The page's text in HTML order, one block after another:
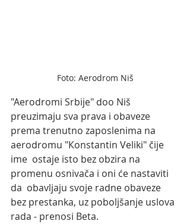
Foto: Aerodrom Niš
"Aerodromi Srbije" doo Niš
preuzimaju sva prava i obaveze
prema trenutno zaposlenima na
aerodromu "Кonstantin Veliki" čije
ime  ostaje isto bez obzira na
promenu osnivača i oni će nastaviti
da  obavljaju svoje radne obaveze
bez prestanka, uz poboljšanje uslova
rada - prenosi Beta.